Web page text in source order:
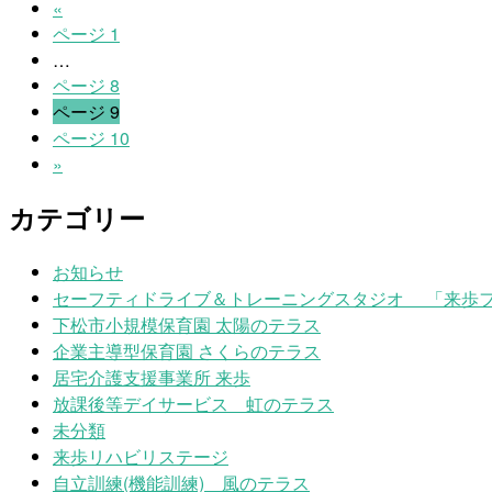
«
ページ 1
…
ページ 8
ページ 9
ページ 10
»
カテゴリー
お知らせ
セーフティドライブ＆トレーニングスタジオ 「来歩フ
下松市小規模保育園 太陽のテラス
企業主導型保育園 さくらのテラス
居宅介護支援事業所 来歩
放課後等デイサービス 虹のテラス
未分類
来歩リハビリステージ
自立訓練(機能訓練) 風のテラス